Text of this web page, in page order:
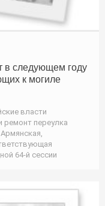
в следующем году
к могиле
власти
ремонт переулка
64-й сессии